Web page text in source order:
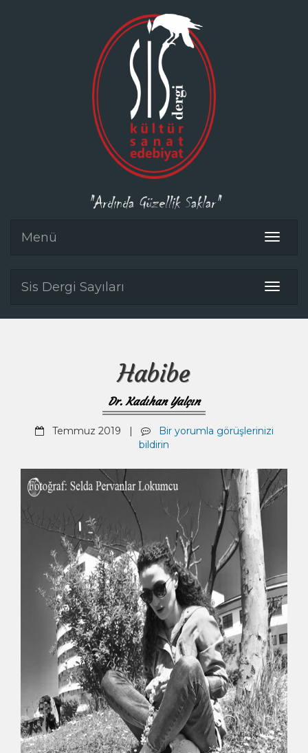
"Ardında Güzellik Saklar"
Toggle
Menü
Toggle
Sis Dergi Sayıları
Habibe
Dr. Kadıhan Yalçın
Temmuz 2019 |
Bir yorumla görüşlerinizi
bildirin